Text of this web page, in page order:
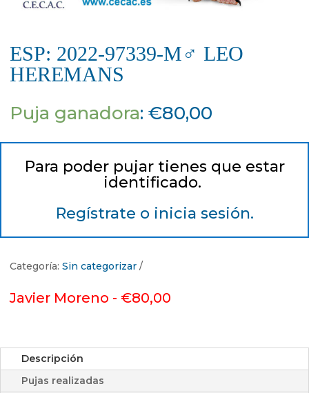
ESP: 2022-97339-M♂ LEO
HEREMANS
Puja ganadora: €80,00
Para poder pujar tienes que estar
identificado.
Regístrate o inicia sesión.
Categoría: Sin categorizar
Javier Moreno - €80,00
Descripción
Pujas realizadas